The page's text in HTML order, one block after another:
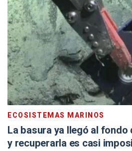
ECOSISTEMAS MARINOS
La basura ya llegó al
y recuperarla es casi